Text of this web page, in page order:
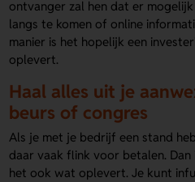
ontvanger zal hen dat er
langs te komen of online
manier is het hopelijk een
oplevert.
Haal alles uit je
beurs of congres
Als je met je bedrijf een stand
daar vaak flink voor betalen.
het ook wat oplevert. Je kunt